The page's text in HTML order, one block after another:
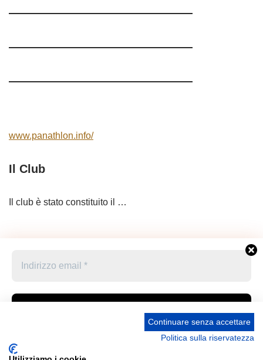
www.panathlon.info/
Il Club
Il club è stato constituito il …
Accetto le condizioni generali e di ricevere le
newsletter
Privacy Policy –
Continuare senza accettare
Politica sulla riservatezza